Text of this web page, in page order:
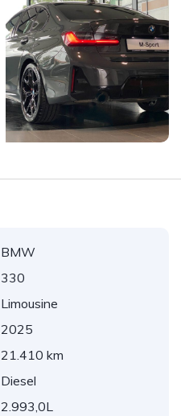
BMW
330
Limousine
2025
21.410 km
Diesel
2.993,0L